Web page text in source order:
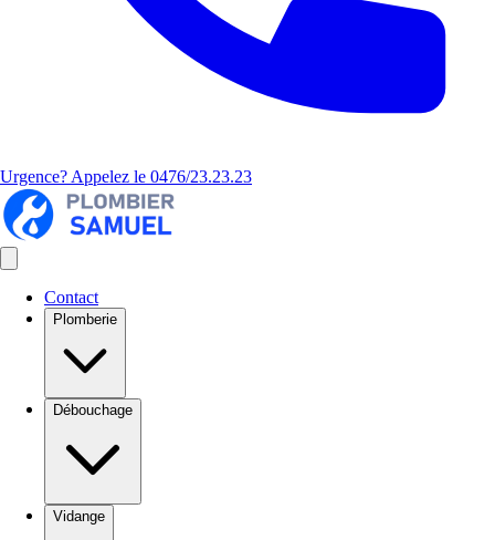
Urgence? Appelez le 0476/23.23.23
Contact
Plomberie
Débouchage
Vidange